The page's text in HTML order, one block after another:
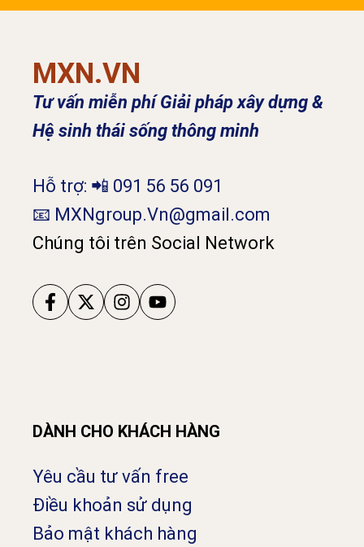
MXN.VN
Tư vấn miễn phí Giải pháp xây dựng &
Hệ sinh thái sống thông minh
Hỗ trợ: 📲 091 56 56 091
📧 MXNgroup.Vn@gmail.com
Chúng tôi trên Social Network
DÀNH CHO KHÁCH HÀNG
Yêu cầu tư vấn free
Điều khoản sử dụng
Bảo mật khách hàng